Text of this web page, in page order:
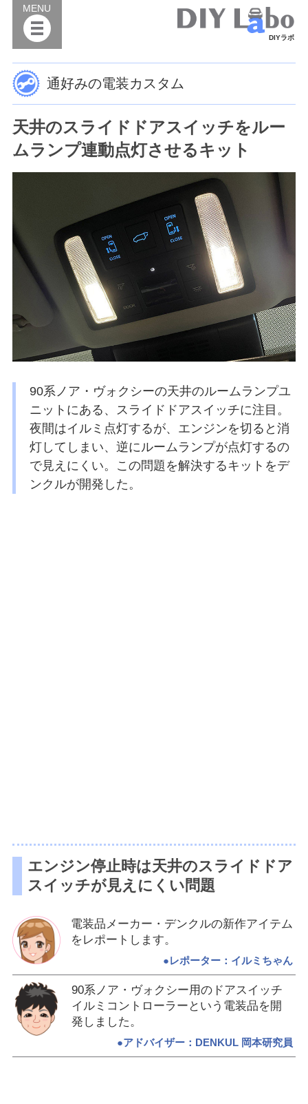
DIYラボ
MENU
通好みの電装カスタム
天井のスライドドアスイッチをルー
ムランプ連動点灯させるキット
90系ノア・ヴォクシーの天井のルームランプユ
ニットにある、スライドドアスイッチに注目。
夜間はイルミ点灯するが、エンジンを切ると消
灯してしまい、逆にルームランプが点灯するの
で見えにくい。この問題を解決するキットをデ
ンクルが開発した。
エンジン停止時は天井のスライドドア
スイッチが見えにくい問題
電装品メーカー・デンクルの新作アイテム
をレポートします。
●レポーター：イルミちゃん
90系ノア・ヴォクシー用のドアスイッチ
イルミコントローラーという電装品を開
発しました。
●アドバイザー：DENKUL 岡本研究員